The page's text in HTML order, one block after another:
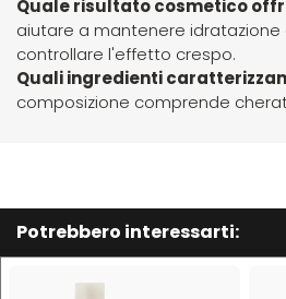
Hibros
L
Layla
M
Quale risultato cosmetico
aiutare a mantenere idratazione
controllare l'effetto crespo.
Quali ingredienti
composizione comprende
Potrebbero interessarti: